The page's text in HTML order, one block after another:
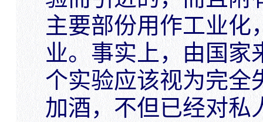
主要部份用作工业化
业。事实上，由国家
个实验应该视为完全
加酒，不但已经对私